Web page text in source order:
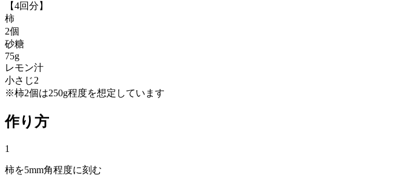
【4回分】
柿
2個
砂糖
75g
レモン汁
小さじ2
※柿2個は250g程度を想定しています
作り方
1
柿を5mm角程度に刻む